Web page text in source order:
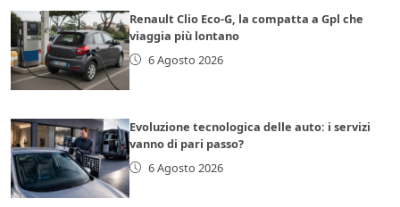
Renault Clio Eco-G, la compatta a Gpl che
viaggia più lontano
6 Agosto 2026
Evoluzione tecnologica delle auto: i servizi
vanno di pari passo?
6 Agosto 2026